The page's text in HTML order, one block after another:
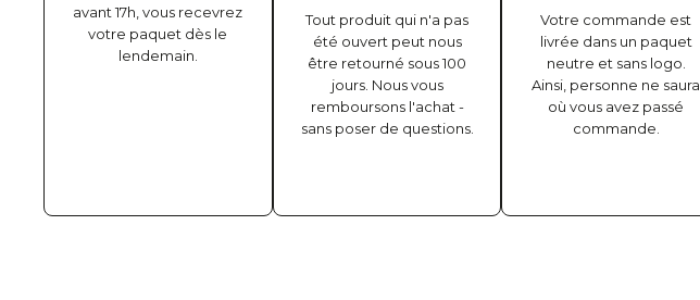
avant 17h, vous recevrez
votre paquet dès le
lendemain.
Tout produit qui n'a pas
été ouvert peut nous
être retourné sous 100
jours. Nous vous
remboursons l'achat -
sans poser de questions.
Votre commande est
livrée dans un paquet
neutre et sans logo.
Ainsi, personne ne saura
où vous avez passé
commande.